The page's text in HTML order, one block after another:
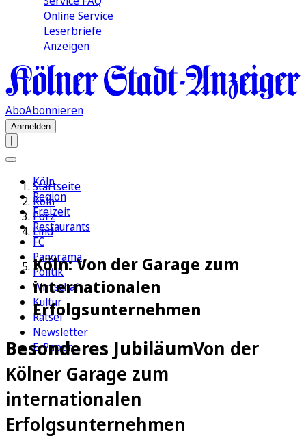
Online Service
Leserbriefe
Anzeigen
AboAbonnieren
Anmelden
Köln
Region
Freizeit
Restaurants
FC
Panorama
Politik
Wirtschaft
Kultur
Rätsel
Newsletter
E-Paper
Startseite
Köln
Porz
Lind
Köln: Von der Garage zum
internationalen
Erfolgsunternehmen
Besonderes JubiläumVon der
Kölner Garage zum
internationalen
Erfolgsunternehmen